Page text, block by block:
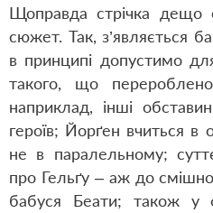
Щоправда стрічка дещо
сюжет. Так, з’являється
в принципі допустимо
такого, що
наприклад, інші
героїв; Йорґен вчиться
не в паралельному;
про Гельґу – аж до
бабуся Беати; також у